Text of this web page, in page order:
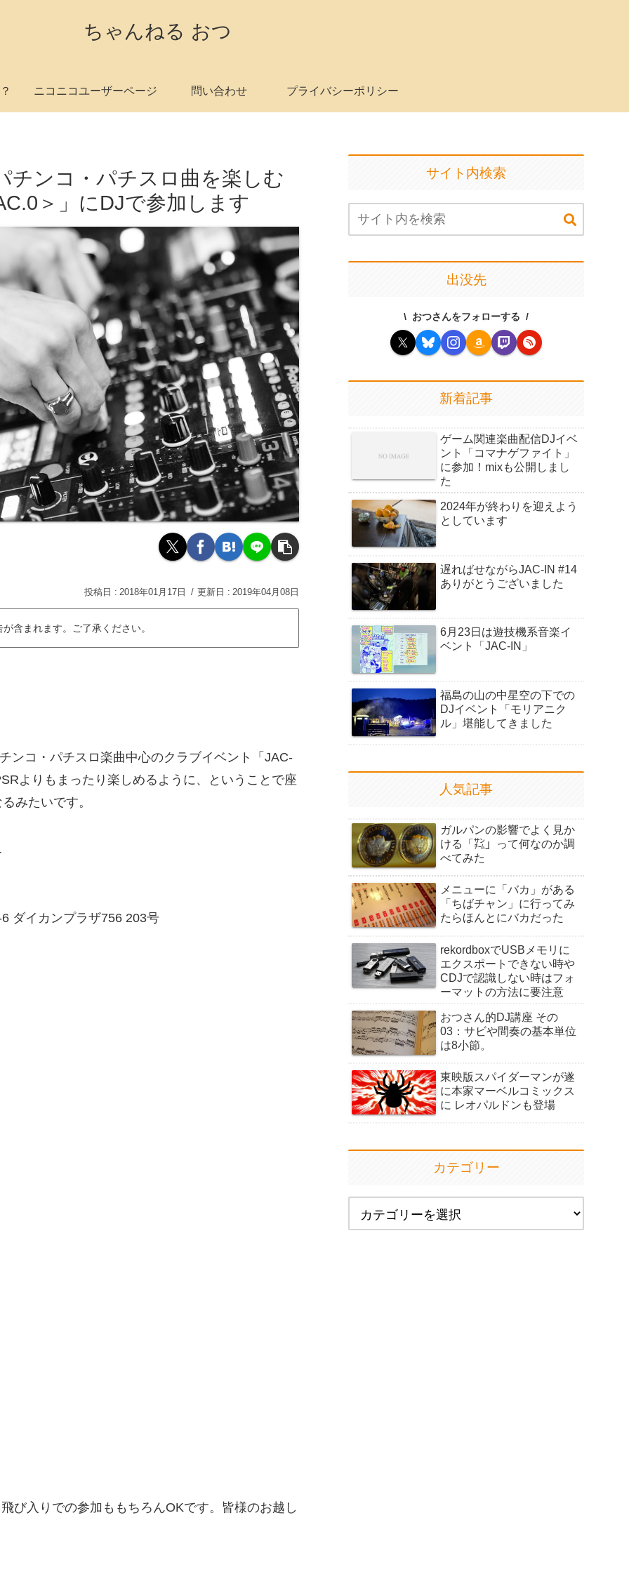
ちゃんねる おつ
ニコニコユーザーページ 問い合わせ プライバシーポリシー
チンコ・パチスロ曲を楽しむ
＞」にDJで参加します
2018年01月17日 2019年04月08日
含まれます。ご了承ください。
ンコ・パチスロ楽曲中心のクラブイベント「JAC-
よりもまったり楽しめるように、ということで座
みたいです。
ダイカンプラザ756 203号
び入りでの参加ももちろんOKです。皆様のお越し
サイト内検索
出没先
おつさんをフォローする
新着記事
ゲーム関連楽曲配信DJイベ
ント「コマナゲファイト」
に参加！mixも公開しまし
た
2024年が終わりを迎えよう
としています
遅ればせながらJAC-IN #14
ありがとうございました
6月23日は遊技機系音楽イ
ベント「JAC-IN」
福島の山の中星空の下での
DJイベント「モリアニク
ル」堪能してきました
人気記事
ガルパンの影響でよく見か
ける「㌠」って何なのか調
べてみた
メニューに「バカ」がある
「ちばチャン」に行ってみ
たらほんとにバカだった
rekordboxでUSBメモリに
エクスポートできない時や
CDJで認識しない時はフォ
ーマットの方法に要注意
おつさん的DJ講座 その
03：サビや間奏の基本単位
は8小節。
東映版スパイダーマンが遂
に本家マーベルコミックス
に レオパルドンも登場
カテゴリー